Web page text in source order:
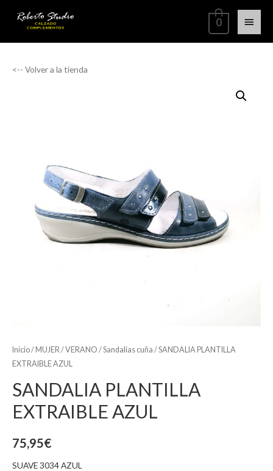
0
<-- Volver a la tienda
Inicio/ MUJER /VERANO /Sandalias cuña / SANDALIA PLANTILLA
EXTRAIBLE AZUL
SANDALIA PLANTILLA
EXTRAIBLE AZUL
75,95€
SUAVE 3034 AZUL